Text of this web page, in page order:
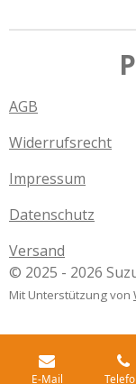
AGB
Widerrufsrecht
Impressum
Datenschutz
Versand
© 2025 - 2026
Mit Unterstützung von
E-Mail